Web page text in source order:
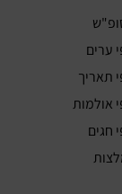
ערים
תאריך
אולמות
חגים